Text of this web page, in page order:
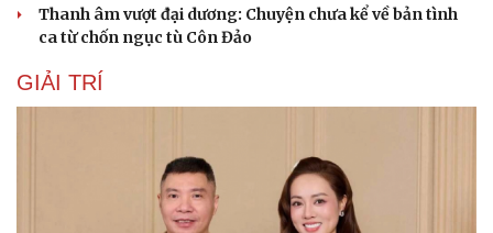
Thanh âm vượt đại dương: Chuyện chưa kể về bản tình
ca từ chốn ngục tù Côn Đảo
GIẢI TRÍ